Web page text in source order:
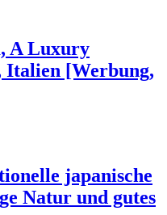
A Luxury
Italien [Werbung,
japanische
Natur und gutes